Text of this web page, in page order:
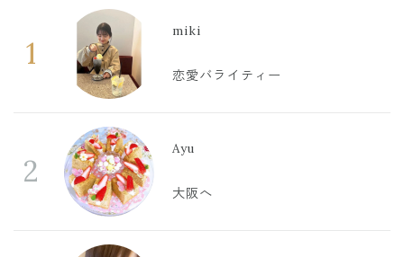
1
miki
恋愛バライティー
2
Ayu
大阪へ